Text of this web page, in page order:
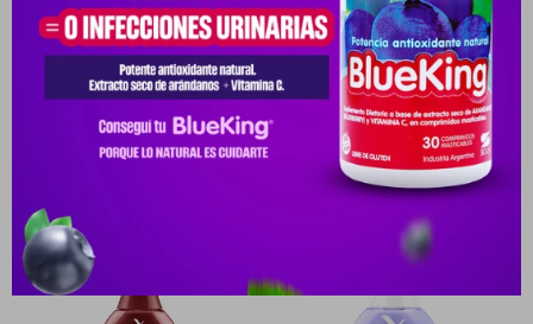
Productos que te pueden interesar